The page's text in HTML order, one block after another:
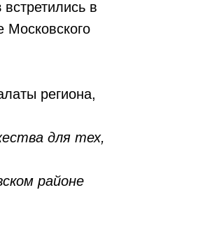
встретились в
Московского
региона,
для тех,
районе